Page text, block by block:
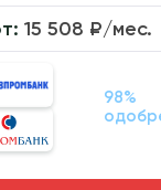
15 508 ₽/мес.
98%